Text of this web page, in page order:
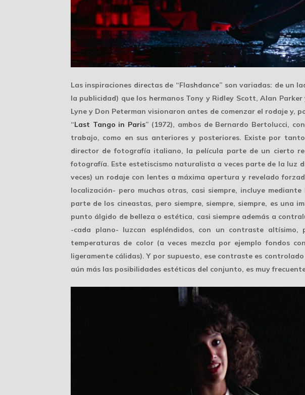
Las inspiraciones directas de “Flashdance” son variadas: de un
la publicidad) que los hermanos Tony y Ridley Scott, Alan
Lyne y Don Peterman visionaron antes de comenzar el rodaje y,
“Last Tango in Paris” (1972), ambos de Bernardo Bertolucci,
trabajo, como en sus anteriores y posteriores. Existe por
director de fotografía italiano, la película parte de un cierto
fotografía. Este estetiscismo naturalista a veces parte de la luz
veces) un rodaje con lentes a máxima apertura y revelado
localización- pero muchas otras, casi siempre, incluye
parte de los cineastas, pero siempre, siempre, siempre, es
punto álgido de belleza o estética, casi siempre además a
-cada plano- luzcan espléndidos, con un contraste
temperaturas de color(a veces mezcla por ejemplo fondos
ligeramente cálidas). Y por supuesto, ese contraste es
aún más las posibilidades estéticas del conjunto, es muy